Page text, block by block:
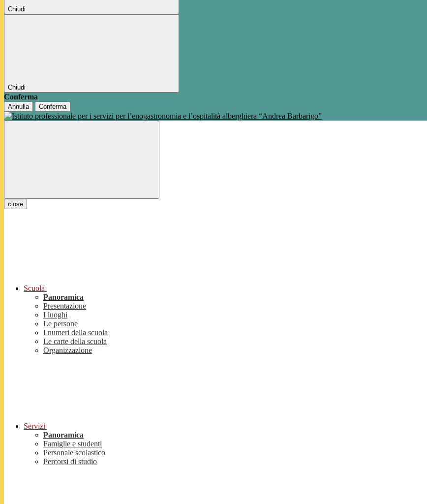
Chiudi
Chiudi
Conferma
Annulla Conferma
close
Scuola
Panoramica
Presentazione
I luoghi
Le persone
I numeri della scuola
Le carte della scuola
Organizzazione
Servizi
Panoramica
Famiglie e studenti
Personale scolastico
Percorsi di studio